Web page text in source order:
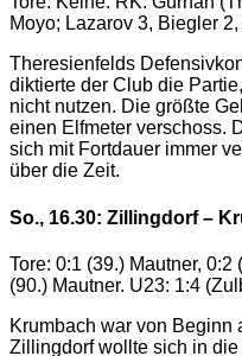
Moyo; Lazarov 3, Biegler
Theresienfelds
diktierte der Club die
nicht nutzen. Die größte
einen Elfmeter verschoss.
sich mit Fortdauer immer
über die Zeit.
So., 16.30: Zillingdorf –
Tore: 0:1 (39.) Mautner,
(90.) Mautner. U23: 1:4
Krumbach war von Beginn
Zillingdorf wollte sich in